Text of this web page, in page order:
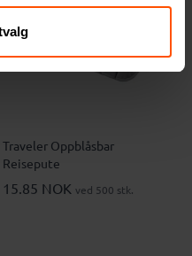
Traveler Oppblåsbar
Reisepute
15.85 NOK ved 500 stk.